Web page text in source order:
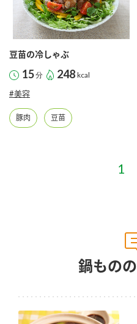
豆苗の冷しゃぶ
15分 248 kcal
#美容
豚肉 豆苗
鍋もの